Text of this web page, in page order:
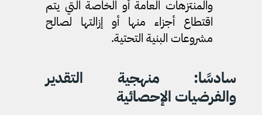
والمنتزهات العامة أو الخاصة التي يتم
اقتطاع أجزاء منها أو إزالتها لصالح
مشروعات البنية التحتية.
سادسًا: منهجية التقدير
والفرضيات الإحصائية